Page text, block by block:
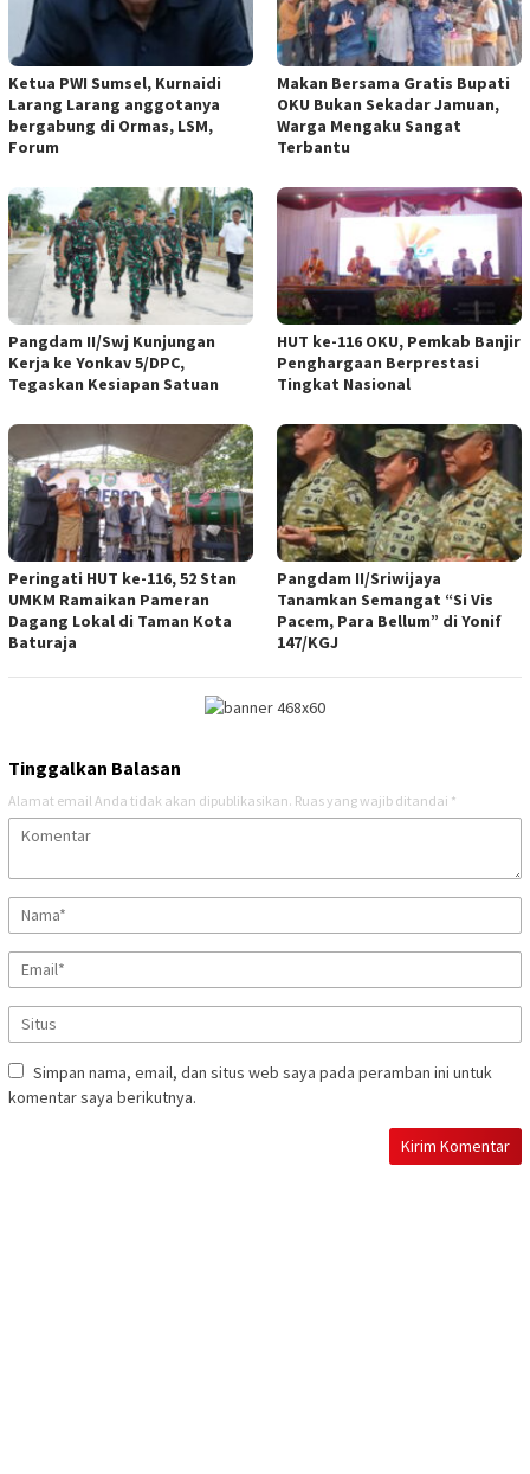
Ketua PWI Sumsel, Kurnaidi
Larang Larang anggotanya
bergabung di Ormas, LSM,
Forum
Makan Bersama Gratis Bupati
OKU Bukan Sekadar Jamuan,
Warga Mengaku Sangat
Terbantu
Pangdam II/Swj Kunjungan
Kerja ke Yonkav 5/DPC,
Tegaskan Kesiapan Satuan
HUT ke-116 OKU, Pemkab Banjir
Penghargaan Berprestasi
Tingkat Nasional
Peringati HUT ke-116, 52 Stan
UMKM Ramaikan Pameran
Dagang Lokal di Taman Kota
Baturaja
Pangdam II/Sriwijaya
Tanamkan Semangat “Si Vis
Pacem, Para Bellum” di Yonif
147/KGJ
Tinggalkan Balasan
Alamat email Anda tidak akan dipublikasikan. Ruas yang wajib ditandai *
Simpan nama, email, dan situs web saya pada peramban ini untuk
komentar saya berikutnya.